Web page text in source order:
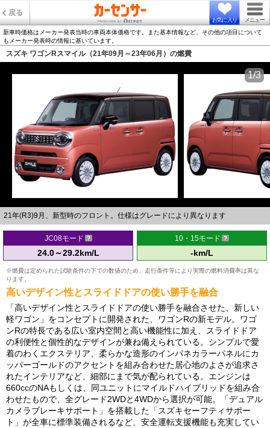
戻る
お気に入り メニュー
新車時価格はメーカー発表当時の車両本体価格です。また基本情報など、その他の項目について
もメーカー発表時の情報に基いています。
スズキ ワゴンRスマイル（21年09月～23年06月）の燃費
21年(R3)9月、新型時のフロント。仕様はグレードにより異なります
1/3
JC08モード
24.0～29.2km/L
10・15モード
-km/L
※燃費は定められた試験条件の下での数値のため、走行条件等により実際の燃料消費率は異な
ります。
高いデザイン性とスライドドアの使い勝手を融合
「高いデザイン性とスライドドアの使い勝手を融合させた、新しい
軽ワゴン」をコンセプトに開発された、ワゴンRの新モデル。ワゴ
ンRの特長である広い室内空間と高い機能性に加え、スライドドア
の利便性と個性的なデザインが兼ね備えられている。シンプルで愛
着のわくエクステリア、柔らかな造形のインパネカラーパネルにカ
ッパーゴールドのアクセントを組み合わせた居心地のよさが追求さ
れたインテリアなど、細部にまで気が配られている。エンジンは
660ccのNAもしくは、同ユニットにマイルドハイブリッドを組み合
わせたもので、全グレード2WDと4WDから選択が可能。「デュアル
カメラブレーキサポート」を搭載した「スズキセーフティサポー
ト」が全車に標準装備されるなど、安全運転支援機能も充実してい